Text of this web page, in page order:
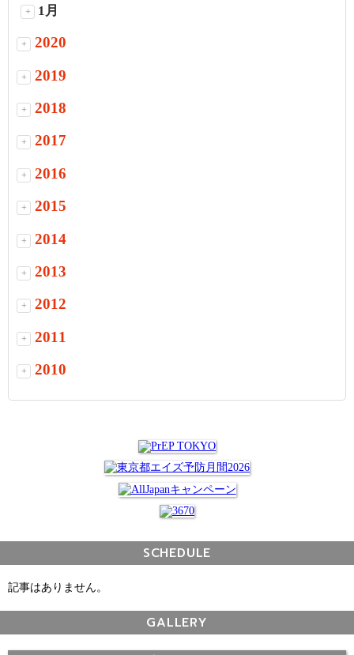
+ 1月
+ 2020
+ 2019
+ 2018
+ 2017
+ 2016
+ 2015
+ 2014
+ 2013
+ 2012
+ 2011
+ 2010
SCHEDULE
記事はありません。
GALLERY